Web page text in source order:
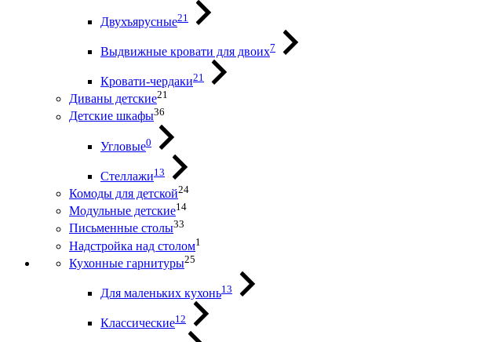
Двухъярусные21
Выдвижные кровати для двоих7
Кровати-чердаки21
Диваны детские21
Детские шкафы36
Угловые0
Стеллажи13
Комоды для детской24
Модульные детские14
Письменные столы33
Надстройка над столом1
Кухонные гарнитуры25
Для маленьких кухонь13
Классические12